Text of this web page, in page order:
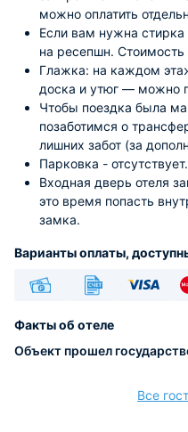
можно оплатить
Если вам нужна стирка
на ресепшн.
Глажка: на каждом
доска и утюг — можно
Чтобы поездка была
позаботимся о
лишних забот (за
Парковка - отсутствует.
Входная дверь отеля
это время попасть
замка.
Варианты оплаты,
Факты об отеле
Объект прошел
Все